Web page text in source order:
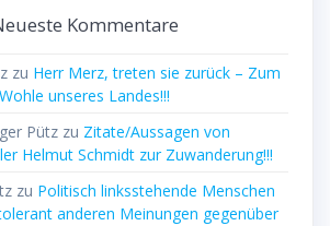
Kommentare
zu Herr Merz, treten sie zurück – Zum
Wohle unseres Landes!!!
Pützzu Zitate/Aussagen von
Helmut Schmidt zur Zuwanderung!!!
zu Politisch linksstehende Menschen
anderen Meinungen gegenüber